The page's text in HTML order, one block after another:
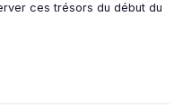
ces trésors du début du